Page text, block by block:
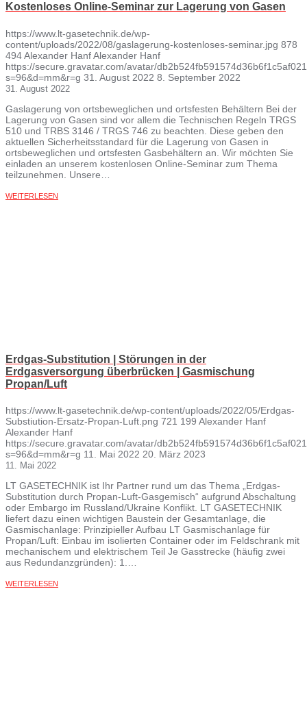
Kostenloses Online-Seminar zur Lagerung von Gasen
https://www.lt-gasetechnik.de/wp-
content/uploads/2022/08/gaslagerung-kostenloses-seminar.jpg 878
494Alexander HanfAlexander Hanf
https://secure.gravatar.com/avatar/
s=96&d=mm&r=g 31. August 2022 8. September 2022
31. August 2022
Gaslagerung von ortsbeweglichen und ortsfesten Behältern Bei der
Lagerung von Gasen sind vor allem die Technischen Regeln TRGS
510 und TRBS 3146 / TRGS 746 zu beachten. Diese geben den
aktuellen Sicherheitsstandard für die Lagerung von Gasen in
ortsbeweglichen und ortsfesten Gasbehältern an. Wir möchten Sie
einladen an unserem kostenlosen Online-Seminar zum Thema
teilzunehmen. Unsere…
WEITERLESEN
Erdgas-Substitution | Störungen in der
Erdgasversorgung überbrücken | Gasmischung
Propan/Luft
https://www.lt-gasetechnik.de/wp-content/uploads/2022/05/Erdgas-
Substiution-Ersatz-Propan-Luft.png 721 199 Alexander Hanf
Alexander Hanf
https://secure.gravatar.com/avatar/
s=96&d=mm&r=g 11. Mai 2022 20. März 2023
11. Mai 2022
LT GASETECHNIK ist Ihr Partner rund um das Thema „Erdgas-
Substitution durch Propan-Luft-Gasgemisch“ aufgrund Abschaltung
oder Embargo im Russland/Ukraine Konflikt. LT GASETECHNIK
liefert dazu einen wichtigen Baustein der Gesamtanlage, die
Gasmischanlage: Prinzipieller Aufbau LT Gasmischanlage für
Propan/Luft: Einbau im isolierten Container oder im Feldschrank mit
mechanischem und elektrischem Teil Je Gasstrecke (häufig zwei
aus Redundanzgründen): 1.…
WEITERLESEN